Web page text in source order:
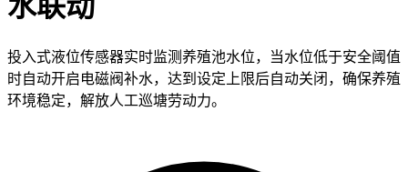
水联动
投入式液位传感器实时监测养殖池水位，当水位低于安全阈值
时自动开启电磁阀补水，达到设定上限后自动关闭，确保养殖
环境稳定，解放人工巡塘劳动力。